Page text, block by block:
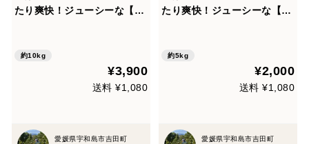
たり爽快！ジューシーな【木
約10kg
¥3,900
送料 ¥1,080
愛媛県宇和島市吉田町
たり爽快！ジューシーな【木
約5kg
¥2,000
送料 ¥1,080
愛媛県宇和島市吉田町